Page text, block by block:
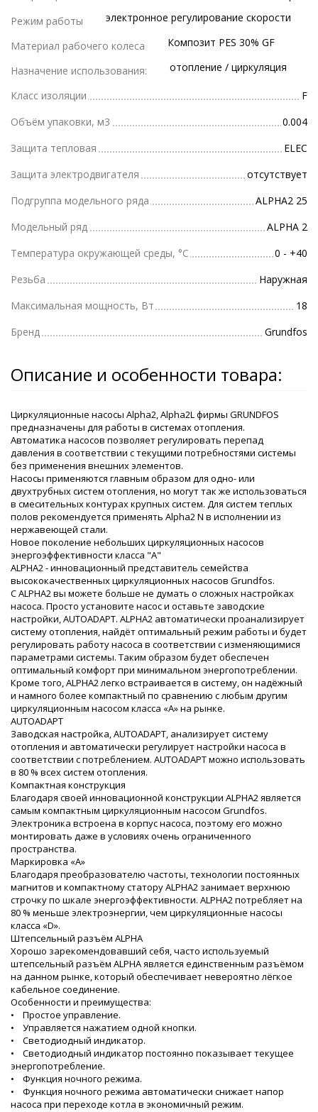
Режим работы
электронное регулирование скорости
Материал рабочего колеса Композит PES 30% GF
Назначение использования: отопление / циркуляция
Класс изоляции
F
Объём упаковки, м3
0.004
Защита тепловая
ELEC
Защита электродвигателя
отсутствует
Подгруппа модельного ряда
ALPHA2 25
Модельный ряд
ALPHA 2
Температура окружающей среды, °С
0 - +40
Резьба
Наружная
Максимальная мощность, Вт
18
Бренд
Grundfos
Описание и особенности товара:
Циркуляционные насосы Alpha2, Alpha2L фирмы GRUNDFOS
предназначены для работы в системах отопления.
Автоматика насосов позволяет регулировать перепад
давления в соответствии с текущими потребностями системы
без применения внешних элементов.
Насосы применяются главным образом для одно- или
двухтрубных систем отопления, но могут так же использоваться
в смесительных контурах крупных систем. Для систем теплых
полов рекомендуется применять Alpha2 N в исполнении из
нержавеющей стали.
Новое поколение небольших циркуляционных насосов
энергоэффективности класса "А"
ALPHA2 - инновационный представитель семейства
высококачественных циркуляционных насосов Grundfos.
С ALPHA2 вы можете больше не думать о сложных настройках
насоса. Просто установите насос и оставьте заводские
настройки, AUTOADAPT. ALPHA2 автоматически проанализирует
систему отопления, найдёт оптимальный режим работы и будет
регулировать работу насоса в соответствии с изменяющимися
параметрами системы. Таким образом будет обеспечен
оптимальный комфорт при минимальном энергопотреблении.
Кроме того, ALPHA2 легко встраивается в систему, он надёжный
и намного более компактный по сравнению с любым другим
циркуляционным насосом класса «A» на рынке.
AUTOADAPT
Заводская настройка, AUTOADAPT, анализирует систему
отопления и автоматически регулирует настройки насоса в
соответствии с потреблением. AUTOADAPT можно использовать
в 80 % всех систем отопления.
Компактная конструкция
Благодаря своей инновационной конструкции ALPHA2 является
самым компактным циркуляционным насосом Grundfos.
Электроника встроена в корпус насоса, поэтому его можно
монтировать даже в условиях очень ограниченного
пространства.
Маркировка «A»
Благодаря преобразователю частоты, технологии постоянных
магнитов и компактному статору ALPHA2 занимает верхнюю
строчку по шкале энергоэффективности. ALPHA2 потребляет на
80 % меньше электроэнергии, чем циркуляционные насосы
класса «D».
Штепсельный разъём ALPHA
Хорошо зарекомендовавший себя, часто используемый
штепсельный разъём ALPHA является единственным разъёмом
на данном рынке, который обеспечивает невероятно лёгкое
кабельное соединение.
Особенности и преимущества:
• Простое управление.
• Управляется нажатием одной кнопки.
• Светодиодный индикатор.
• Светодиодный индикатор постоянно показывает текущее
энергопотребление.
• Функция ночного режима.
• Функция ночного режима автоматически снижает напор
насоса при переходе котла в экономичный режим.